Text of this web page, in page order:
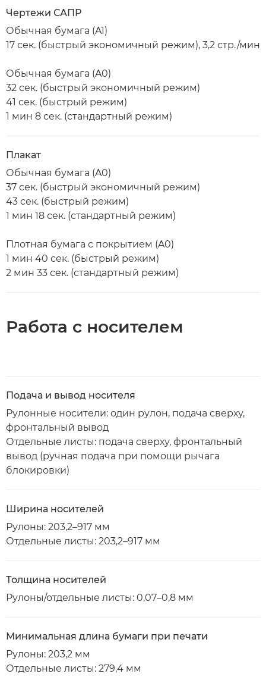
Чертежи САПР
Обычная бумага (A1)
17 сек. (быстрый экономичный режим), 3,2 стр./мин
Обычная бумага (A0)
32 сек. (быстрый экономичный режим)
41 сек. (быстрый режим)
1 мин 8 сек. (стандартный режим)
Плакат
Обычная бумага (A0)
37 сек. (быстрый экономичный режим)
43 сек. (быстрый режим)
1 мин 18 сек. (стандартный режим)
Плотная бумага с покрытием (A0)
1 мин 40 сек. (быстрый режим)
2 мин 33 сек. (стандартный режим)
Работа с носителем
Подача и вывод носителя
Рулонные носители: один рулон, подача сверху,
фронтальный вывод
Отдельные листы: подача сверху, фронтальный
вывод (ручная подача при помощи рычага
блокировки)
Ширина носителей
Рулоны: 203,2–917 мм
Отдельные листы: 203,2–917 мм
Толщина носителей
Рулоны/отдельные листы: 0,07–0,8 мм
Минимальная длина бумаги при печати
Рулоны: 203,2 мм
Отдельные листы: 279,4 мм